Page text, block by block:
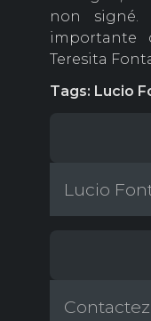
non signé.
importante
Teresita
Tags: Lucio
Lucio